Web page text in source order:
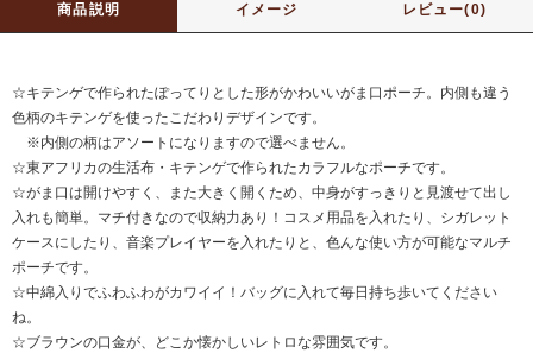
商品説明 イメージ レビュー(0)
☆キテンゲで作られたぽってりとした形がかわいいがま口ポーチ。内側も違う
色柄のキテンゲを使ったこだわりデザインです。
※内側の柄はアソートになりますので選べません。
☆東アフリカの生活布・キテンゲで作られたカラフルなポーチです。
☆がま口は開けやすく、また大きく開くため、中身がすっきりと見渡せて出し
入れも簡単。マチ付きなので収納力あり！コスメ用品を入れたり、シガレット
ケースにしたり、音楽プレイヤーを入れたりと、色んな使い方が可能なマルチ
ポーチです。
☆中綿入りでふわふわがカワイイ！バッグに入れて毎日持ち歩いてください
ね。
☆ブラウンの口金が、どこか懐かしいレトロな雰囲気です。